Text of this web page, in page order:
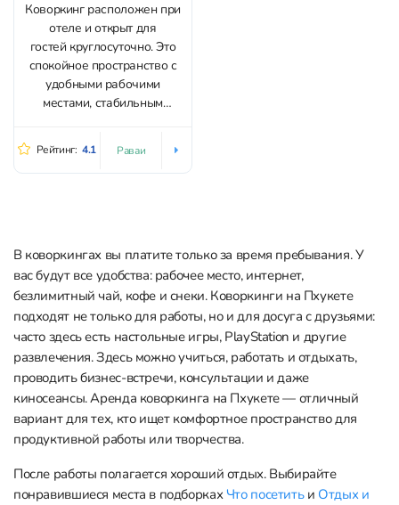
Коворкинг расположен при
отеле и открыт для
гостей круглосуточно. Это
спокойное пространство с
удобными рабочими
местами, стабильным
которыми можно
пользоваться во время
кафе или ресторане при
отеле. После этого можно
работать без ограничений
по времени. Поскольку
пространство работает при
кафе, приносить...
Рейтинг: 4.1 Раваи
В коворкингах вы платите только за время пребывания. У
вас будут все удобства: рабочее место, интернет,
безлимитный чай, кофе и снеки. Коворкинги на Пхукете
подходят не только для работы, но и для досуга с друзьями:
часто здесь есть настольные игры, PlayStation и другие
развлечения. Здесь можно учиться, работать и отдыхать,
проводить бизнес-встречи, консультации и даже
киносеансы. Аренда коворкинга на Пхукете — отличный
вариант для тех, кто ищет комфортное пространство для
продуктивной работы или творчества.
После работы полагается хороший отдых. Выбирайте
понравившиеся места в подборкахЧто посетитьи Отдых и